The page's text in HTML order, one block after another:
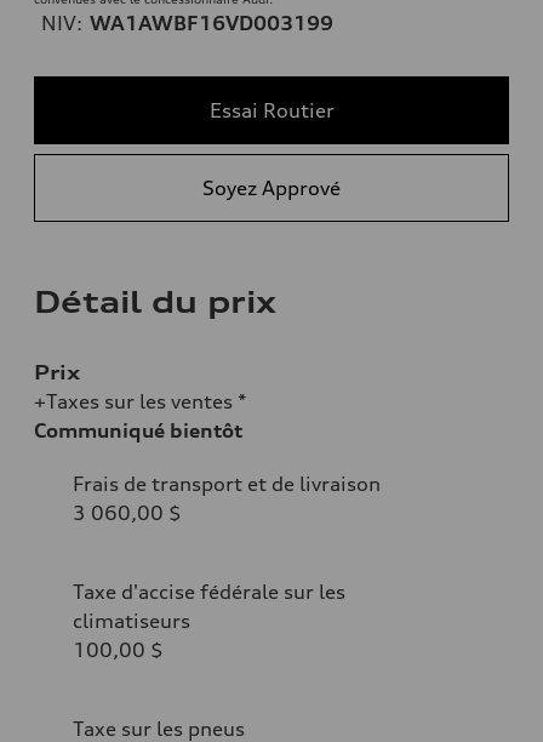
NIV: WA1AWBF16VD003199
Essai Routier
Soyez Apprové
Détail du prix
Prix
+Taxes sur les ventes *
Communiqué bientôt
Frais de transport et de livraison
3 060,00 $
Taxe d'accise fédérale sur les
climatiseurs
100,00 $
Taxe sur les pneus